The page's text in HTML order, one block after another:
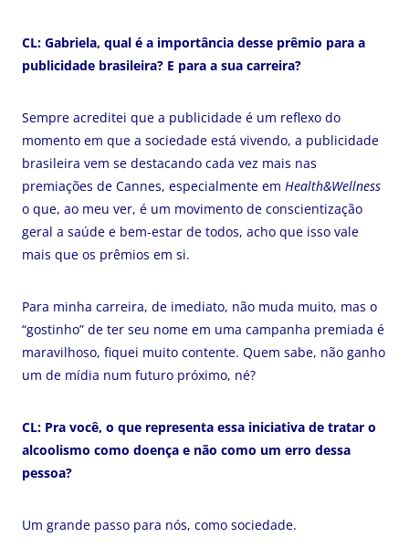
CL: Gabriela, qual é a importância desse prêmio para a
publicidade brasileira? E para a sua carreira?
Sempre acreditei que a publicidade é um reflexo do
momento em que a sociedade está vivendo, a publicidade
brasileira vem se destacando cada vez mais nas
premiações de Cannes, especialmente em Health&Wellness
o que, ao meu ver, é um movimento de conscientização
geral a saúde e bem-estar de todos, acho que isso vale
mais que os prêmios em si.
Para minha carreira, de imediato, não muda muito, mas o
“gostinho” de ter seu nome em uma campanha premiada é
maravilhoso, fiquei muito contente. Quem sabe, não ganho
um de mídia num futuro próximo, né?
CL: Pra você, o que representa essa iniciativa de tratar o
alcoolismo como doença e não como um erro dessa
pessoa?
Um grande passo para nós, como sociedade.